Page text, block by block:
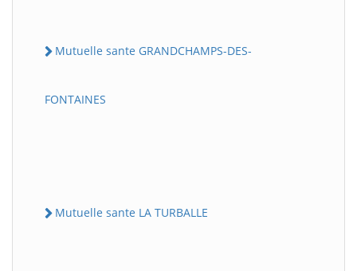
Mutuelle sante GRANDCHAMPS-DES-
FONTAINES
Mutuelle sante LA TURBALLE